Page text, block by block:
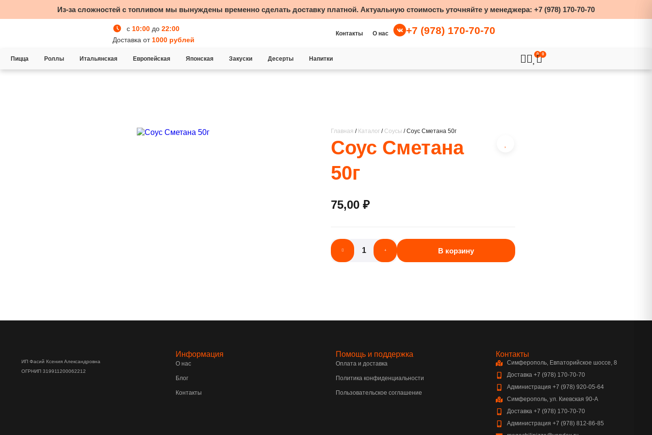
Из-за сложностей с топливом мы вынуждены временно сделать доставку платной. Актуальную стоимость уточняйте у менеджера: +7 (978) 170-70-70
с 10:00до 22:00
Доставка от 1000 рублей
Контакты О нас +7 (978) 170-70-70
Пицца Роллы Итальянская Европейская Японская Закуски Десерты Напитки
0 0
Главная / Каталог / Соусы / Соус Сметана 50г
Соус Сметана
50г
75,00 ₽
В корзину
ИП Фасий Ксения Александровна
ОГРНИП 319911200062212
Информация
О нас
Блог
Контакты
Помощь и поддержка
Оплата и доставка
Политика конфиденциальности
Пользовательское соглашение
Контакты
Симферополь, Евпаторийское шоссе, 8
Доставка +7 (978) 170-70-70
Администрация +7 (978) 920-05-64
Симферополь, ул. Киевская 90-А
Доставка +7 (978) 170-70-70
Администрация +7 (978) 812-86-85